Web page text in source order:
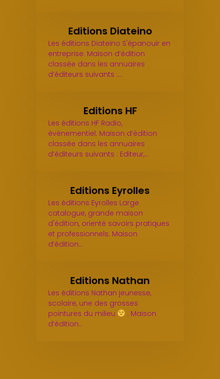
Editions Diateino
Les éditions Diateino S'épanouir en
entreprise. Maison d’édition
classée dans les annuaires
d’éditeurs suivants :…
Editions HF
Les éditions HF Radio,
événementiel. Maison d’édition
classée dans les annuaires
d’éditeurs suivants : Editeur,…
Editions Eyrolles
Les éditions Eyrolles Large
catalogue, grande maison
d'édition, orienté savoirs pratiques
et professionnels. Maison
d’édition…
Editions Nathan
Les éditions Nathan jeunesse,
scolaire, une des grosses
pointures du milieu
. Maison
d’édition…